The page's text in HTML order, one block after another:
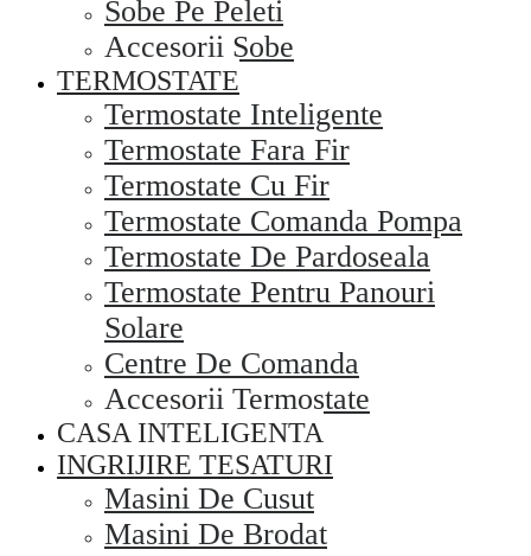
Sobe Pe Peleti
Accesorii Sobe
TERMOSTATE
Termostate Inteligente
Termostate Fara Fir
Termostate Cu Fir
Termostate Comanda Pompa
Termostate De Pardoseala
Termostate Pentru Panouri
Solare
Centre De Comanda
Accesorii Termostate
CASA INTELIGENTA
INGRIJIRE TESATURI
Masini De Cusut
Masini De Brodat